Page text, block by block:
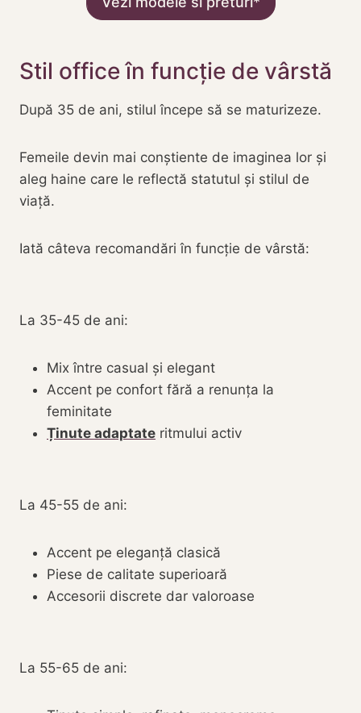
Stil office în funcție de vârstă
După 35 de ani, stilul începe să se maturizeze.
Femeile devin mai conștiente de imaginea lor și
aleg haine care le reflectă statutul și stilul de
viață.
Iată câteva recomandări în funcție de vârstă:
La 35-45 de ani:
Mix între casual și elegant
Accent pe confort fără a renunța la
feminitate
Ținute adaptate ritmului activ
La 45-55 de ani:
Accent pe eleganță clasică
Piese de calitate superioară
Accesorii discrete dar valoroase
La 55-65 de ani: